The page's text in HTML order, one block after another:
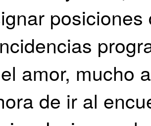
amor, mucho
de ir al